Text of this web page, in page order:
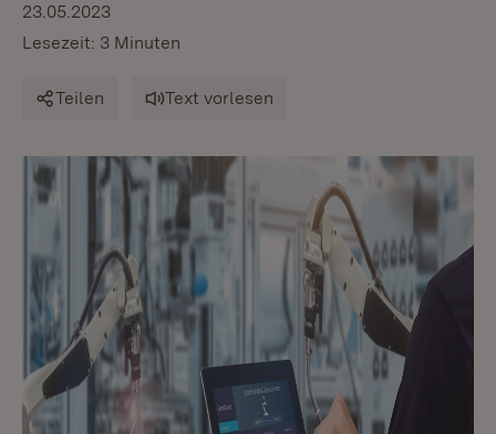
23.05.2023
Lesezeit: 3 Minuten
Teilen Text vorlesen